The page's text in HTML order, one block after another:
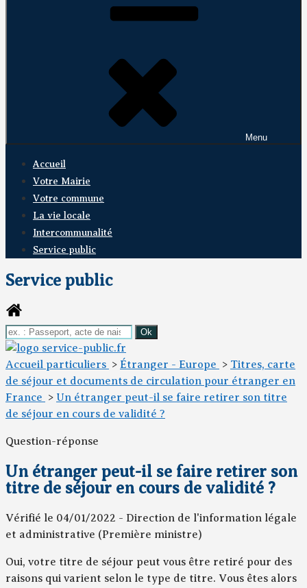
Menu
Accueil
Votre Mairie
Votre commune
La vie locale
Intercommunalité
Service public
Service public
Accueil particuliers > Étranger - Europe > Titres, carte
de séjour et documents de circulation pour étranger en
France > Un étranger peut-il se faire retirer son titre
de séjour en cours de validité ?
Question-réponse
Un étranger peut-il se faire retirer son
titre de séjour en cours de validité ?
Vérifié le 04/01/2022 - Direction de l'information légale
et administrative (Première ministre)
Oui, votre titre de séjour peut vous être retiré pour des
raisons qui varient selon le type de titre. Vous êtes alors